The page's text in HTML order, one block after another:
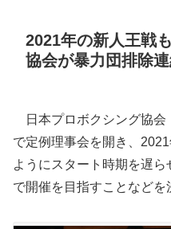
2021年の新人王戦
協会が暴力団排除
日本プロボクシング協会
で定例理事会を開き、
ようにスタート時期を遅
で開催を目指すことなどを